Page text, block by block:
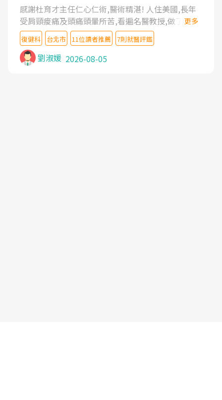
感謝杜育才主任仁心仁術,醫術精湛! 人住美國,長年
受肩頸痠痛及頭痛頭暈所苦,看遍名醫教授,做了各種
檢查,也嘗試過西醫打針,中醫針灸及物理徒手治療都
沒有用,後來連吃到嗎啡類止痛藥都效果有限,只是壓
症狀,沒多久就痛起來,多年失眠嚴重影響生活品質.
台灣親友介紹忠孝醫院杜育才主任是頸頭症候群專
更多
復健科 台北市 11位讀者推薦 7則就醫評鑑
劉淑媛 2026-08-05